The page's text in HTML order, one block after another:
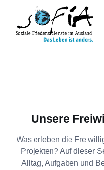
Unsere
Was erleben die
Projekten? Auf dieser
Alltag, Aufgaben und